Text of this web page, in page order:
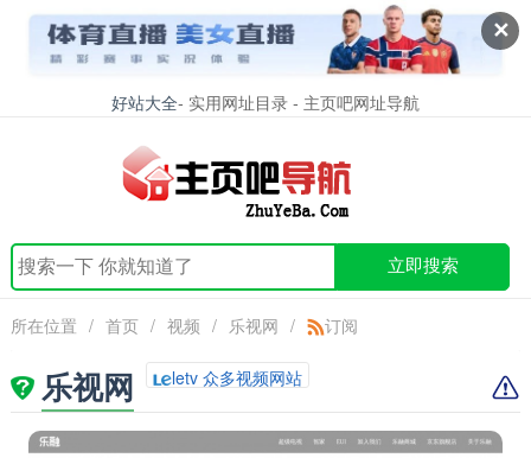
✕
好站大全- 实用网址目录 - 主页吧网址导航
立即搜索
所在位置 / 首页 / 视频 / 乐视网 / 订阅
乐视网 letv 众多视频网站